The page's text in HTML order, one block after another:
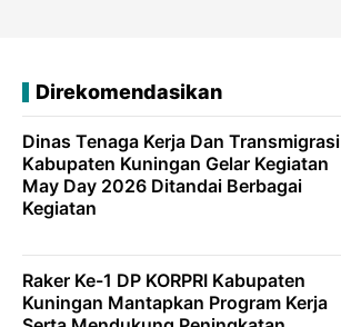
Direkomendasikan
Dinas Tenaga Kerja Dan Transmigrasi
Kabupaten Kuningan Gelar Kegiatan
May Day 2026 Ditandai Berbagai
Kegiatan
Raker Ke-1 DP KORPRI Kabupaten
Kuningan Mantapkan Program Kerja